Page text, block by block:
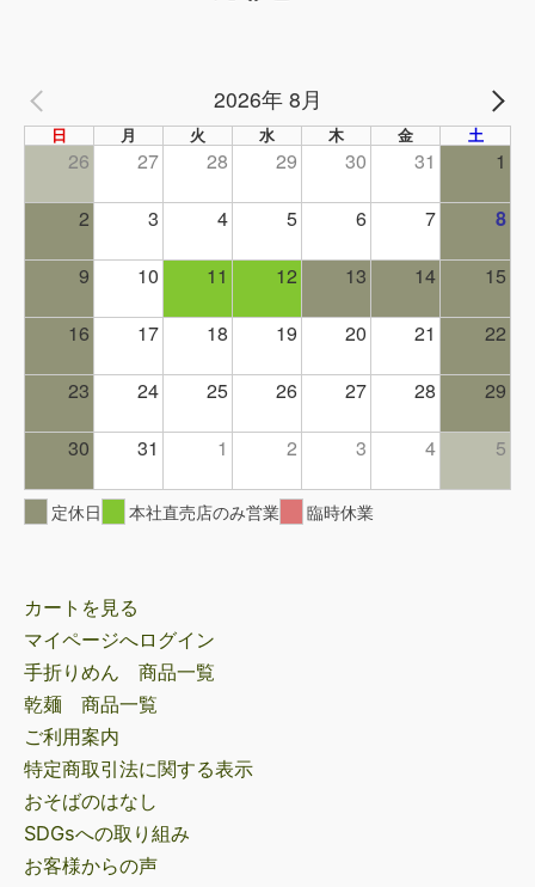
PREV 2026年 8月
日 月 火 水 木 金 土
26 27 28 29 30 31 1
2 3 4 5 6 7 8
9 10 11 12 13 14 15
16 17 18 19 20 21 22
23 24 25 26 27 28 29
30 31 1 2 3 4 5
定休日 本社直売店のみ営業 臨時休業
カートを見る
マイページへログイン
手折りめん 商品一覧
乾麺 商品一覧
ご利用案内
特定商取引法に関する表示
おそばのはなし
SDGsへの取り組み
お客様からの声